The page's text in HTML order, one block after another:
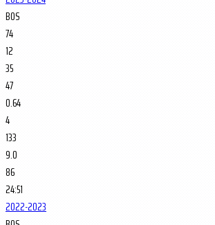
BOS
74
12
35
47
0.64
4
133
9.0
86
24:51
2022-2023